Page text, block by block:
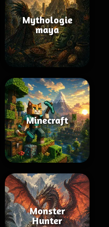
Mythologie
maya
Minecraft
Monster
Hunter